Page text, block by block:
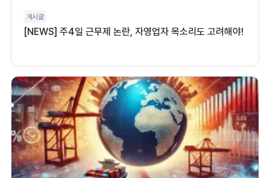
게시글
[NEWS] 주4일 근무제 논란, 자영업자 목소리도 고려해야!